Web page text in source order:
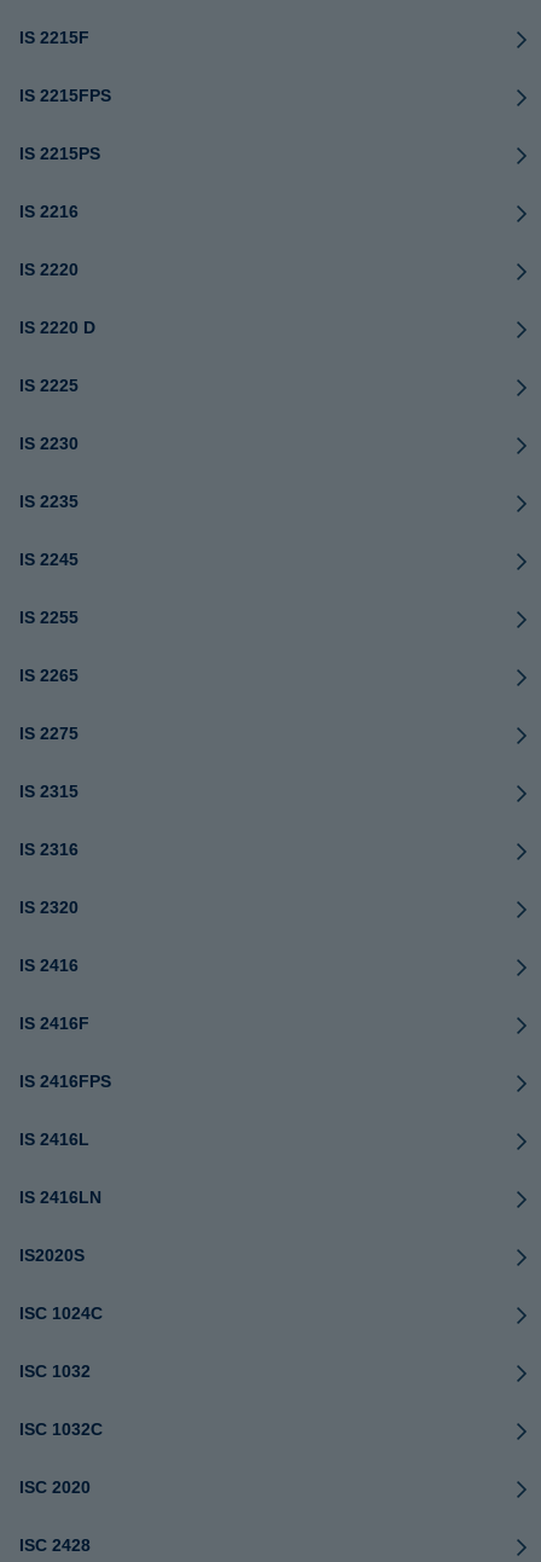
IS 2215F
IS 2215FPS
IS 2215PS
IS 2216
IS 2220
IS 2220 D
IS 2225
IS 2230
IS 2235
IS 2245
IS 2255
IS 2265
IS 2275
IS 2315
IS 2316
IS 2320
IS 2416
IS 2416F
IS 2416FPS
IS 2416L
IS 2416LN
IS2020S
ISC 1024C
ISC 1032
ISC 1032C
ISC 2020
ISC 2428